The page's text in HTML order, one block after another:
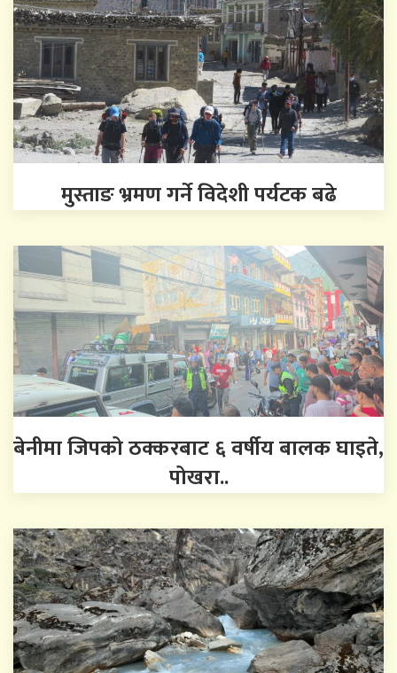
मुस्ताङ भ्रमण गर्ने विदेशी पर्यटक बढे
बेनीमा जिपको ठक्करबाट ६ वर्षीय बालक घाइते,
पोखरा..